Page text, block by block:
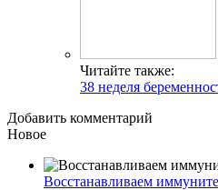
Читайте также:
38 неделя
Добавить комментарий
Новое
Восстанавливаем